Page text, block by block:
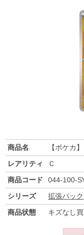
商品名
【ポケカ
レアリティ
Ｃ
商品コード
044-100-
シリーズ
拡張パッ
商品状態
キズなし